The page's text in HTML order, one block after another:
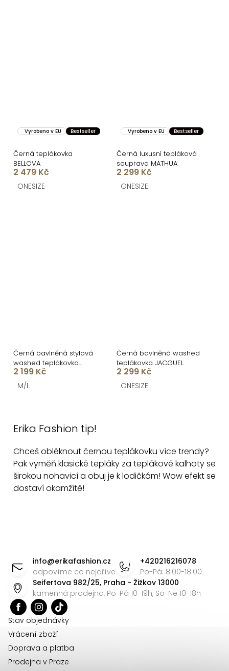
Vyrobeno v EU Bestseller
Černá teplákovka
BELLOVA
2 479 Kč
ONESIZE
Vyrobeno v EU Bestseller
Černá luxusní tepláková
souprava MATHUA
2 299 Kč
ONESIZE
Černá bavlněná stylová
washed teplákovka
GUDRUN
2 199 Kč
M/L
Černá bavlněná washed
teplákovka JACGUEL
2 299 Kč
ONESIZE
á
d
a
y
v
ý
Erika Fashion tip!
Chceš obléknout černou teplákovku více trendy?
Pak vyměň klasické tepláky za teplákové kalhoty se
širokou nohavicí a obuj je k lodičkám! Wow efekt se
dostaví okamžítě!
info@erikafashion.cz
odpovíme co nejdříve
+420216216078
Po-Pá: 8:00-18:00
Seifertova 982/25, Praha - Žižkov 13000
kamenná prodejna, Po-Pá 10-19h, So-Ne 10-18h
Stav objednávky
Vrácení zboží
Doprava a platba
Prodejna v Praze